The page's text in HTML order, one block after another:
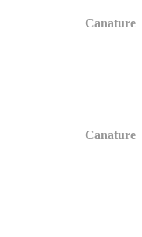
Canature
Canature